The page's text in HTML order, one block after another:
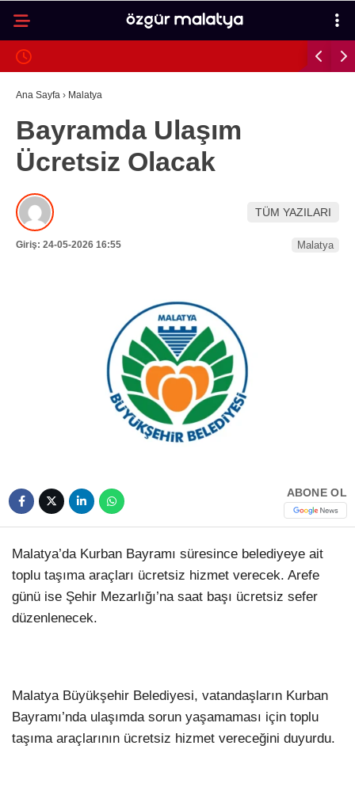
Facebook
Youtube
TikTok
31.9°
GALERİ
MALATYA
İLÇELER
ASAYIŞ
SPOR
NÖBETÇI ECZANELER
Ana Sayfa › Malatya
Bayramda Ulaşım
Ücretsiz Olacak
TÜM YAZILARI
Giriş: 24-05-2026 16:55 Malatya
ABONE OL
Malatya’da Kurban Bayramı süresince belediyeye ait
toplu taşıma araçları ücretsiz hizmet verecek. Arefe
günü ise Şehir Mezarlığı’na saat başı ücretsiz sefer
düzenlenecek.
Malatya Büyükşehir Belediyesi, vatandaşların Kurban
Bayramı’nda ulaşımda sorun yaşamaması için toplu
taşıma araçlarının ücretsiz hizmet vereceğini duyurdu.